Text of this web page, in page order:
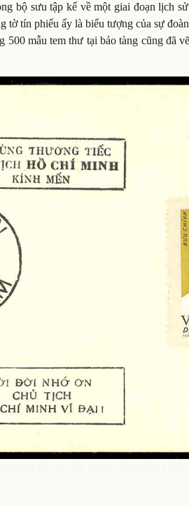
bộ sưu tập kể về một giai đoạn lịch
tờ tín phiếu ấy là biểu tượng của sự
500 mẫu tem thư tại bảo tàng cũng đã